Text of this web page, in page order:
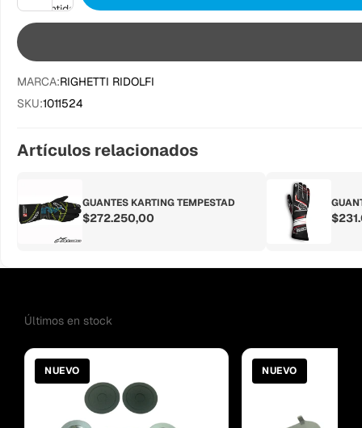
cantidad
MARCA:RIGHETTI RIDOLFI
SKU:1011524
Artículos relacionados
GUANTES KARTING TEMPESTAD
$272.250,00
Últimos en stock
NUEVO NUEVO